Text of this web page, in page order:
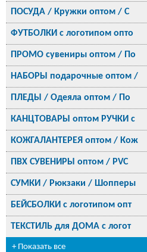
ПОСУДА / Кружки оптом / С
ФУТБОЛКИ с логотипом опто
ПРОМО сувениры оптом / По
НАБОРЫ подарочные оптом /
ПЛЕДЫ / Одеяла оптом / По
КАНЦТОВАРЫ оптом РУЧКИ с
КОЖГАЛАНТЕРЕЯ оптом / Кож
ПВХ СУВЕНИРЫ оптом / PVC
СУМКИ / Рюкзаки / Шопперы
БЕЙСБОЛКИ с логотипом опт
ТЕКСТИЛЬ для ДОМА с логот
+ Показать все